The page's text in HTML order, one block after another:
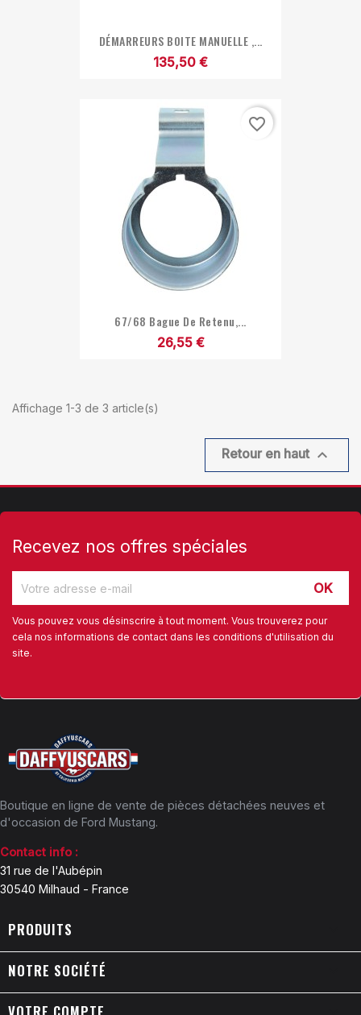
DÉMARREURS BOITE MANUELLE ,...
135,50 €
67/68 Bague De Retenu,...
26,55 €
favorite_border
Affichage 1-3 de 3 article(s)
Retour en haut 
Recevez nos offres spéciales
Vous pouvez vous désinscrire à tout moment. Vous trouverez pour
cela nos informations de contact dans les conditions d'utilisation du
site.
Boutique en ligne de vente de pièces détachées neuves et
d'occasion de Ford Mustang.
Contact info :
31 rue de l'Aubépin
30540 Milhaud - France
PRODUITS
NOTRE SOCIÉTÉ